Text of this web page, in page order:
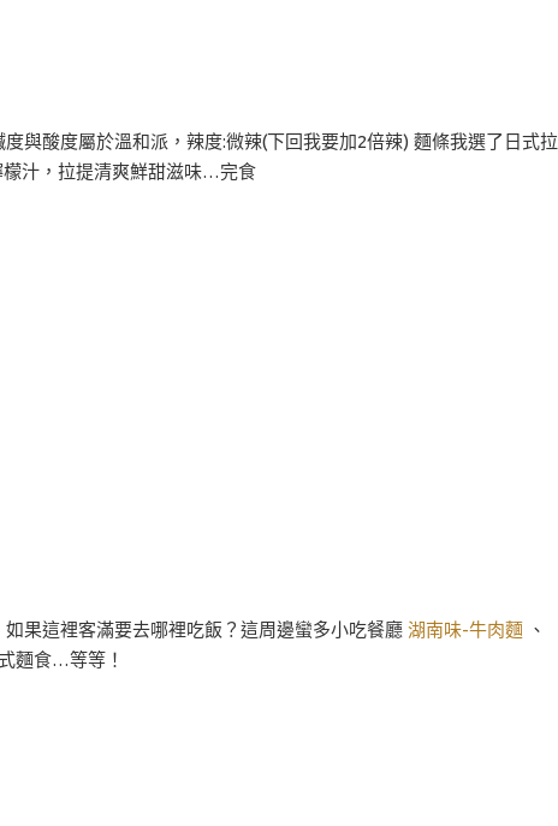
與酸度屬於溫和派，辣度:微辣(下回我要加2倍辣) 麵條我選了日式拉
檬汁，拉提清爽鮮甜滋味…完食
果這裡客滿要去哪裡吃飯？這周邊蠻多小吃餐廳 湖南味-牛肉麵 、
麵食…等等！